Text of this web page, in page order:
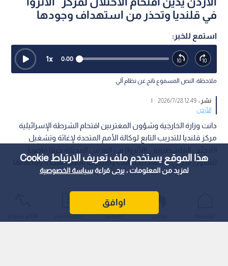
هذا الموقع يستخدم ملف تعريف الارتباط Cookie
لمزيد من المعلومات ، يرجى قراءةسياسة الخصوصية
اوافق
في قلنديا وتحذر من استهداف وجودها
استمع للخبر:
0:00
1x
ملاحظة: النص المسموع ناتج عن نظام آلي
نشر :12:49 2026/7/28
|
الأردن
دانت وزارة الخارجية وشؤون المغتربين اقتحام الشرطة الإسرائيلية
مركز قلنديا للتدريب التابع لوكالة الأمم المتحدة لإغاثة وتشغيل
للقانون الدولي، وانتهاكا لحصانات وامتيازات الأمم المتحدة ووكالاتها.
عواجل المباشر أحدث الأخبار